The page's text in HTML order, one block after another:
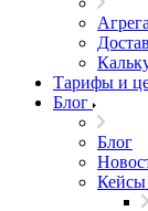
Тарифы и
Блог
Блог
Кейсы